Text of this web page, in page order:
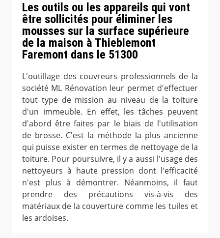
Les outils ou les appareils qui vont
être sollicités pour éliminer les
mousses sur la surface supérieure
de la maison à Thieblemont
Faremont dans le 51300
L'outillage des couvreurs professionnels de la
société ML Rénovation leur permet d'effectuer
tout type de mission au niveau de la toiture
d'un immeuble. En effet, les tâches peuvent
d'abord être faites par le biais de l'utilisation
de brosse. C'est la méthode la plus ancienne
qui puisse exister en termes de nettoyage de la
toiture. Pour poursuivre, il y a aussi l'usage des
nettoyeurs à haute pression dont l'efficacité
n'est plus à démontrer. Néanmoins, il faut
prendre des précautions vis-à-vis des
matériaux de la couverture comme les tuiles et
les ardoises.